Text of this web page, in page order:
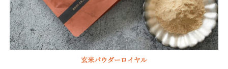
玄米パウダーロイヤル